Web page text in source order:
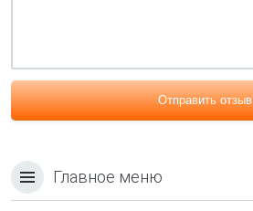
Отправить отзыв
Главное меню